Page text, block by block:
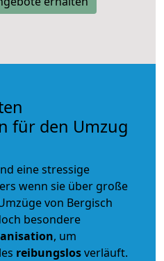
für den Umzug
eine stressige
wenn sie über große
von Bergisch
besondere
, um
reibungslosverläuft.